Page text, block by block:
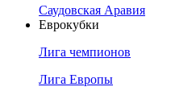
Саудовская Аравия
Еврокубки
Лига чемпионов
Лига Европы